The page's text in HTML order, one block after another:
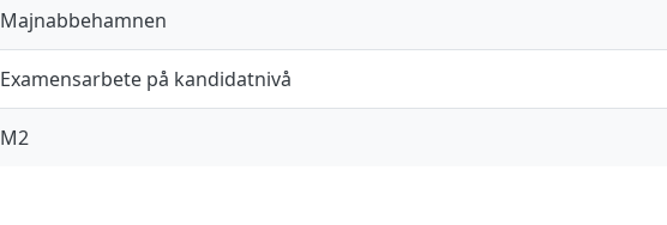
Majnabbehamnen
Examensarbete på kandidatnivå
M2